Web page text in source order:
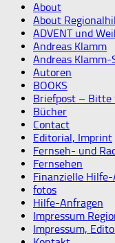
About
About
ADVENT und
Andreas Klamm
Andreas Klamm-
Autoren
BOOKS
Briefpost – Bitte
Bücher
Contact
Editorial, Imprint
Fernseh- und
Fernsehen
Finanzielle
fotos
Hilfe-Anfragen
Impressum
Impressum,